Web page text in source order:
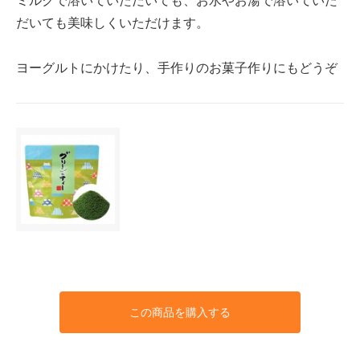
だいても美味しくいただけます。
ヨーグルトにかけたり、手作りのお菓子作りにもどうぞ
この商品を購入する